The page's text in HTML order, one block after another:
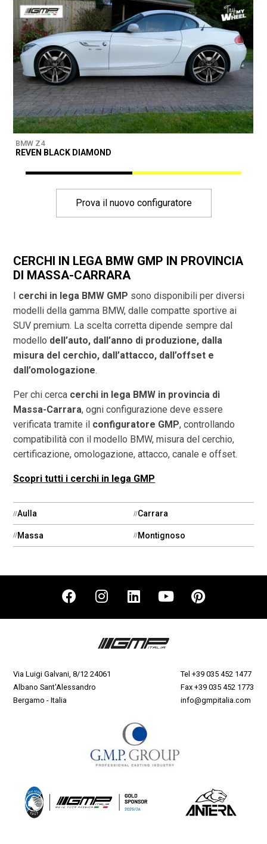
BMW Z4
REVEN BLACK DIAMOND
Prova il nuovo configuratore
CERCHI IN LEGA BMW GMP IN PROVINCIA
DI MASSA-CARRARA
I cerchi in lega BMW GMP sono disponibili per diversi
modelli della gamma BMW, dalle compatte sportive ai
SUV premium. La scelta corretta dipende sempre dal
modello dell’auto, dall’anno di produzione, dalla
misura del cerchio, dall’attacco, dall’offset e
dall’omologazione.
Per chi cerca cerchi in lega BMW in provincia di
Massa-Carrara, ogni configurazione deve essere
verificata tramite il configuratore GMP, controllando
compatibilità con il modello BMW, misura del cerchio,
certificazione, omologazione, attacco, canale e offset.
Scopri tutti i cerchi in lega GMP
Aulla Carrara
Massa Montignoso
Via Luigi Galvani, 8/12 24061
Albano Sant'Alessandro
Bergamo - Italia
Tel +39 035 452 1477
Fax +39 035 452 1773
info@gmpitalia.com